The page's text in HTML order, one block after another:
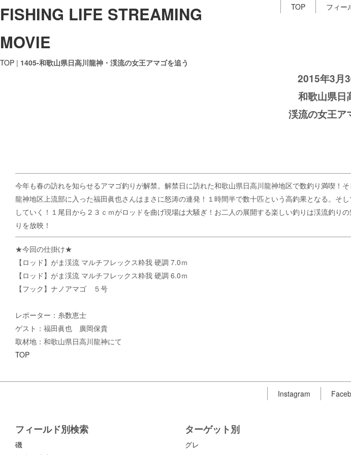
FISHING LIFE STREAMING
MOVIE
TOP フィー
TOP | 1405-和歌山県日高川龍神・渓流の女王アマゴを追う
2015年3月
和歌山県日
渓流の女王ア
今年も春の訪れを知らせるアマゴ釣りが解禁。解禁日に訪れた和歌山県日高川龍神地区で数釣り満喫！そ
龍神地区上流部に入った福田眞也さんはまさに怒涛の連発！１時間半で数十匹という高釣果となる。
していく！１尾目から２３ｃｍがロッドを曲げ現場は大騒ぎ！お二人の展開する楽しい釣りは渓流釣
りを放映！
★今回の仕掛け★
【ロッド】がま渓流 マルチフレックス粋我 硬調 7.0ｍ
【ロッド】がま渓流 マルチフレックス粋我 硬調 6.0ｍ
【フック】ナノアマゴ ５号
レポーター：糸数恵士
ゲスト：福田眞也 廣岡保貴
取材地：和歌山県日高川龍神にて
TOP
Instagram
フィールド別検索
磯
ターゲット別
グレ